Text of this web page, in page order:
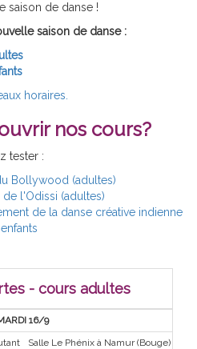
saison de danse !
saison de danse :
horaires.
nos cours?
tester :
Bollywood (adultes)
l'Odissi (adultes)
de la danse créative indienne
- cours adultes
16/9
Salle Le Phénix à Namur (Bouge)